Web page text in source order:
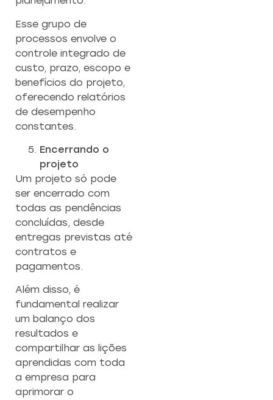
Esse grupo de
processos envolve o
controle integrado de
custo, prazo, escopo e
benefícios do projeto,
oferecendo relatórios
de desempenho
constantes.
Encerrando o
projeto
Um projeto só pode
ser encerrado com
todas as pendências
concluídas, desde
entregas previstas até
contratos e
pagamentos.
Além disso, é
fundamental realizar
um balanço dos
resultados e
compartilhar as lições
aprendidas com toda
a empresa para
aprimorar o